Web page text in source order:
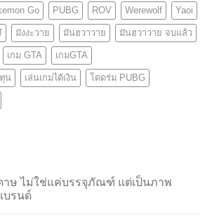
Go PUBG ROV Werewolf Yaoi
มังงะวาย มันฮวาวาย มันฮวาวาย จบแล้ว
เกม GTA เกมGTA
น เล่นเกมได้เงิน โดดร่ม PUBG
าษ ไม่ใช่แค่บรรจุภัณฑ์ แต่เป็นภาพ
รนด์